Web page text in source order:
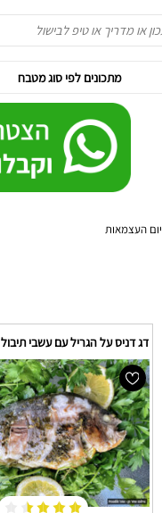
מתכונים לפי סוג מטבח
יום העצמאות
דג דניס על הגריל עם עשבי תיבול